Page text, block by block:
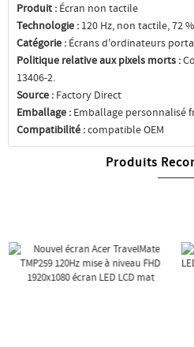
Produit : Écran non tactile
Technologie : 120 Hz, non tactile, 72 %
Catégorie : Écrans d'ordinateurs
Politique relative aux pixels morts :
13406-2.
Source : Factory Direct
Emballage : Emballage personnalisé
Compatibilité :compatible OEM
Produits